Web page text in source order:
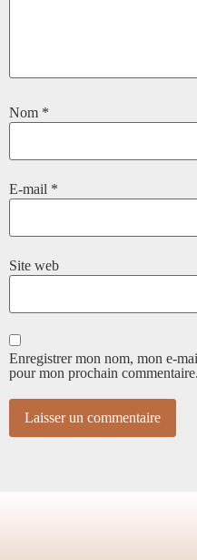
Nom *
E-mail *
Site web
Enregistrer mon nom, mon e-
pour mon prochain commentaire.